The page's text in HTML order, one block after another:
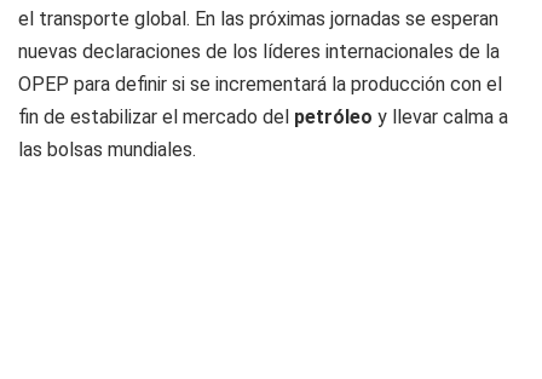
el transporte global. En las próximas jornadas se esperan
nuevas declaraciones de los líderes internacionales de la
OPEP para definir si se incrementará la producción con el
fin de estabilizar el mercado del petróleo y llevar calma a
las bolsas mundiales.